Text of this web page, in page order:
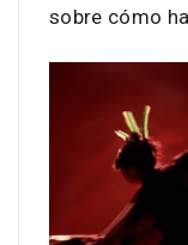
sobre cómo